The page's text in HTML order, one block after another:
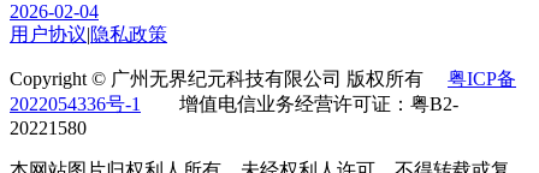
2026-02-04
用户协议|隐私政策
Copyright © 广州无界纪元科技有限公司 版权所有 粤ICP备
2022054336号-1
增值电信业务经营许可证：粤B2-
20221580